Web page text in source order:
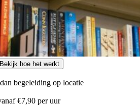
Bekijk hoe het werkt
begeleiding op locatie
€7,90 per uur